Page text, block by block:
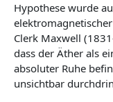
Hypothese wurde
Clerk Maxwell
dass der Äther als
absoluter Ruhe
unsichtbar